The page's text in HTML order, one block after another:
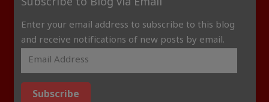
Enter your email address to subscribe to this blog
and receive notifications of new posts by email.
Subscribe